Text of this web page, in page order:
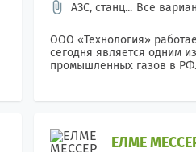
АЗС, станц... Все
ООО «Технология»
сегодня является одним
промышленных газов в
ЕЛМЕ